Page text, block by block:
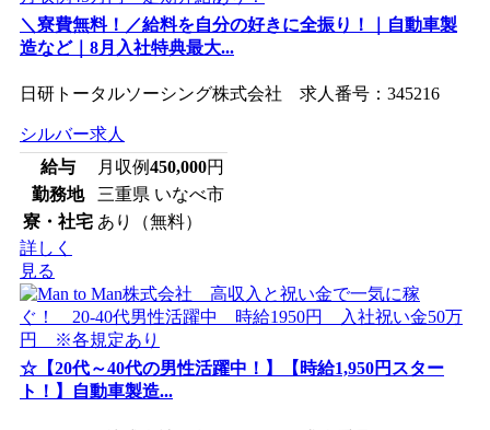
＼寮費無料！／給料を自分の好きに全振り！｜自動車製
造など｜8月入社特典最大...
日研トータルソーシング株式会社 求人番号：345216
シルバー求人
給与
月収例450,000円
勤務地
三重県 いなべ市
寮・社宅 あり（無料）
詳しく
見る
☆【20代～40代の男性活躍中！】【時給1,950円スター
ト！】自動車製造...